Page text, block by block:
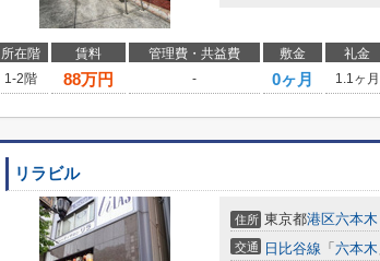
所在階 賃料 管理費・共益費 敷金 礼金
1-2階
88万円 - 0ヶ月 1.1ヶ月
リラビル
住所 東京都港区六本木
交通 日比谷線 「 六本木